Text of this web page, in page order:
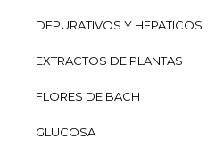
DEPURATIVOS Y HEPATICOS
EXTRACTOS DE PLANTAS
FLORES DE BACH
GLUCOSA